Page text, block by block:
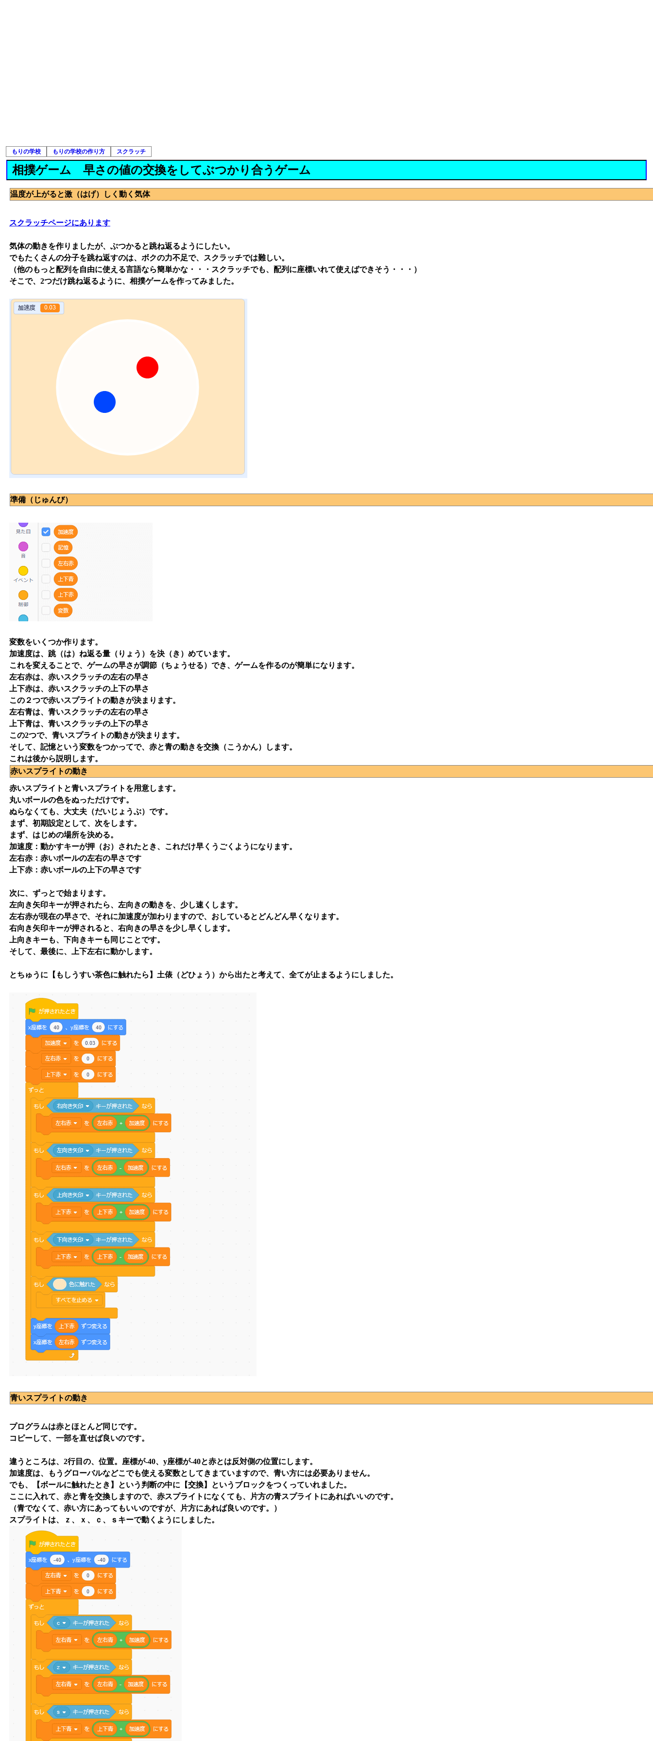
もりの学校 もりの学校の作り方 スクラッチ
相撲ゲーム 早さの値の交換をしてぶつかり合うゲーム
温度が上がると激（はげ）しく動く気体
スクラッチページにあります
気体の動きを作りましたが、ぶつかると跳ね返るようにしたい。
でもたくさんの分子を跳ね返すのは、ボクの力不足で、スクラッチでは難しい。
（他のもっと配列を自由に使える言語なら簡単かな・・・スクラッチでも、配列に座標いれて使えばできそう・・・）
そこで、2つだけ跳ね返るように、相撲ゲームを作ってみました。
準備（じゅんび）
変数をいくつか作ります。
加速度は、跳（は）ね返る量（りょう）を決（き）めています。
これを変えることで、ゲームの早さが調節（ちょうせる）でき、ゲームを作るのが簡単になります。
左右赤は、赤いスクラッチの左右の早さ
上下赤は、赤いスクラッチの上下の早さ
この２つで赤いスプライトの動きが決まります。
左右青は、青いスクラッチの左右の早さ
上下青は、青いスクラッチの上下の早さ
この2つで、青いスプライトの動きが決まります。
そして、記憶という変数をつかってで、赤と青の動きを交換（こうかん）します。
これは後から説明します。
赤いスプライトの動き
赤いスプライトと青いスプライトを用意します。
丸いボールの色をぬっただけです。
ぬらなくても、大丈夫（だいじょうぶ）です。
まず、初期設定として、次をします。
まず、はじめの場所を決める。
加速度：動かすキーが押（お）されたとき、これだけ早くうごくようになります。
左右赤：赤いボールの左右の早さです
上下赤：赤いボールの上下の早さです
次に、ずっとで始まります。
左向き矢印キーが押されたら、左向きの動きを、少し速くします。
左右赤が現在の早さで、それに加速度が加わりますので、おしているとどんどん早くなります。
右向き矢印キーが押されると、右向きの早さを少し早くします。
上向きキーも、下向きキーも同じことです。
そして、最後に、上下左右に動かします。
とちゅうに【もしうすい茶色に触れたら】土俵（どひょう）から出たと考えて、全てが止まるようにしました。
青いスプライトの動き
プログラムは赤とほとんど同じです。
コピーして、一部を直せば良いのです。
違うところは、2行目の、位置。座標が-40、y座標が-40と赤とは反対側の位置にします。
加速度は、もうグローバルなどこでも使える変数としてきまていますので、青い方には必要ありません。
でも、【ボールに触れたとき】という判断の中に【交換】というブロックをつくっていれました。
ここに入れて、赤と青を交換しますので、赤スプライトになくても、片方の青スプライトにあればいいのです。
（青でなくて、赤い方にあってもいいのですが、片方にあれば良いのです。）
スプライトは、ｚ、ｘ、ｃ、ｓキーで動くようにしました。